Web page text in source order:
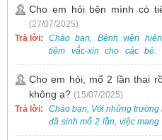
tuổi. Bạn có thể đưa bé
Khoa Khám bệnh của bệnh
để được bác sĩ chuyên
thăm khám. Ngoài ra, để
tiện hơn, bạn có thể đặt
0988 270 115. Nếu cần
thêm, vui lòng liên hệ qua
hoặc Fanpage Bệnh viện
Nam - Thụy Điển Uông Bí.
Cho em hỏi bên mình có
(27/07/2025)
Trả lời:
Chào bạn, Bệnh viện
tiêm vắc-xin cho các bé.
nhiên, các loại vắc-xin
theo từng đợt, không
nào cũng có sẵn.
Cho em hỏi, mổ 2 lần thai
không ạ? (15/07/2025)
Trả lời:
Chào bạn, Với những trường
đã sinh mổ 2 lần, việc mang
lần 3 vẫn có thể thực hiện